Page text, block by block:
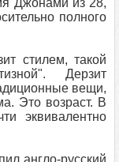
Джонами из 28,
полного
стилем, такой
Дерзит
вещи,
Это возраст. В
эквивалентно
англо-русский